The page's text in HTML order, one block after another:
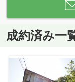
成約済み一